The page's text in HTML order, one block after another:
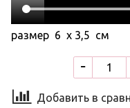
размер 6 х 3,5 см
Добавить в